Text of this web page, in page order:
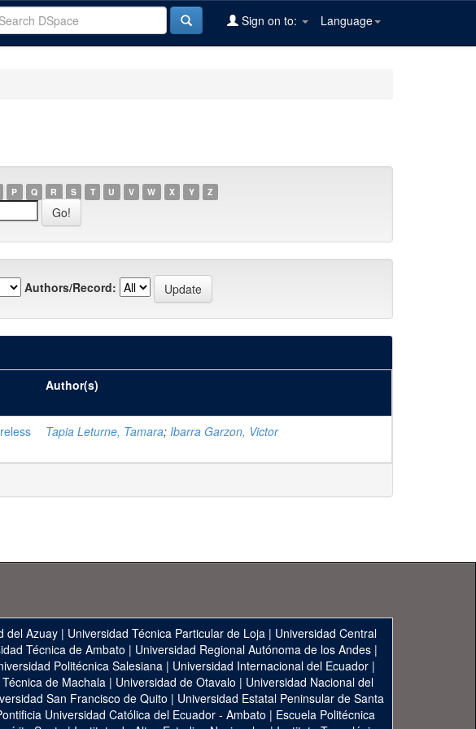
Language
Sign on to:
P Q R S T U V W X Y Z
Authors/Record:
Author(s)
Tapia Leturne, Tamara; Ibarra Garzon, Victor
del Azuay | Universidad Técnica Particular de Loja | Universidad Central
Técnica de Ambato | Universidad Regional Autónoma de los Andes|
Politécnica Salesiana| Universidad Internacional del Ecuador|
de Machala | Universidad de Otavalo | Universidad Nacional del
San Francisco de Quito | Universidad Estatal Peninsular de Santa
Universidad Católica del Ecuador - Ambato | Escuela Politécnica